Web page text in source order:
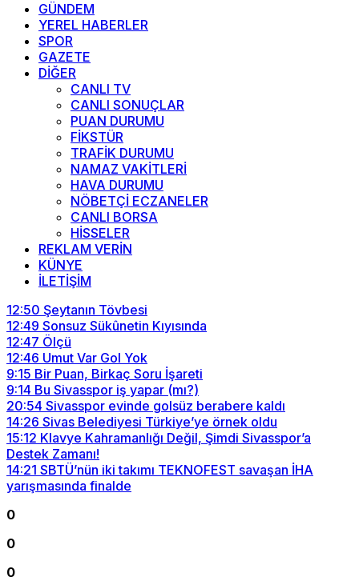
GÜNDEM
YEREL HABERLER
SPOR
GAZETE
DİĞER
CANLI TV
CANLI SONUÇLAR
PUAN DURUMU
FİKSTÜR
TRAFİK DURUMU
NAMAZ VAKİTLERİ
HAVA DURUMU
NÖBETÇİ ECZANELER
CANLI BORSA
HİSSELER
REKLAM VERİN
KÜNYE
İLETİŞİM
12:50 Şeytanın Tövbesi
12:49 Sonsuz Sükûnetin Kıyısında
12:47 Ölçü
12:46 Umut Var Gol Yok
9:15 Bir Puan, Birkaç Soru İşareti
9:14 Bu Sivasspor iş yapar (mı?)
20:54 Sivasspor evinde golsüz berabere kaldı
14:26 Sivas Belediyesi Türkiye’ye örnek oldu
15:12 Klavye Kahramanlığı Değil, Şimdi Sivasspor’a
Destek Zamanı!
14:21 SBTÜ’nün iki takımı TEKNOFEST savaşan İHA
yarışmasında finalde
0
0
0